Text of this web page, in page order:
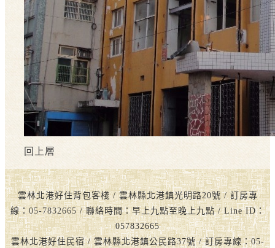
回上層
雲林北港好住背包客棧 / 雲林縣北港鎮光明路20號 / 訂房專
線： 05-7832665/ 聯絡時間：早上九點至晚上九點 / Line ID：
057832665
雲林北港好住民宿 / 雲林縣北港鎮公民路37號 / 訂房專線：05-